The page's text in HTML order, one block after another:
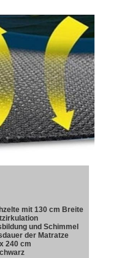
mit 130 cm Breite
und Schimmel
der Matratze
240 cm